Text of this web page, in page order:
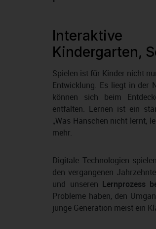
Kindergarten,
Spielen ist für Kinder nicht
Entwicklung. Es liegt in der
können sich beim
entfalten. Lernen ist ein
„Was Hänschen nicht lernt,
mehr.
Digitale Technologien
den vergangenen
und unseren Lernprozess
Probleme haben, den
junge Generation meist ein